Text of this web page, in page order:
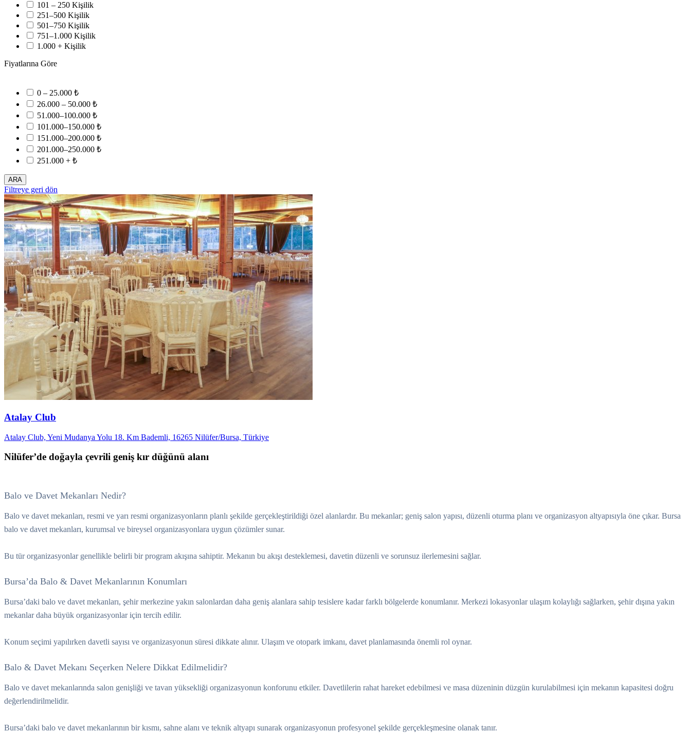
101 – 250 Kişilik
251–500 Kişilik
501–750 Kişilik
751–1.000 Kişilik
1.000 + Kişilik
Fiyatlarına Göre
0 – 25.000 ₺
26.000 – 50.000 ₺
51.000–100.000 ₺
101.000–150.000 ₺
151.000–200.000 ₺
201.000–250.000 ₺
251.000 + ₺
ARA
Filtreye geri dön
Atalay Club
Atalay Club, Yeni Mudanya Yolu 18. Km Bademli, 16265 Nilüfer/Bursa, Türkiye
Nilüfer’de doğayla çevrili geniş kır düğünü alanı
Balo ve Davet Mekanları Nedir?
Balo ve davet mekanları, resmi ve yarı resmi organizasyonların planlı şekilde gerçekleştirildiği özel alanlardır. Bu mekanlar; geniş salon yapısı, düzenli oturma planı ve organizasyon altyapısıyla öne çıkar. Bursa
balo ve davet mekanları, kurumsal ve bireysel organizasyonlara uygun çözümler sunar.
Bu tür organizasyonlar genellikle belirli bir program akışına sahiptir. Mekanın bu akışı desteklemesi, davetin düzenli ve sorunsuz ilerlemesini sağlar.
Bursa’da Balo & Davet Mekanlarının Konumları
Bursa’daki balo ve davet mekanları, şehir merkezine yakın salonlardan daha geniş alanlara sahip tesislere kadar farklı bölgelerde konumlanır. Merkezi lokasyonlar ulaşım kolaylığı sağlarken, şehir dışına yakın
mekanlar daha büyük organizasyonlar için tercih edilir.
Konum seçimi yapılırken davetli sayısı ve organizasyonun süresi dikkate alınır. Ulaşım ve otopark imkanı, davet planlamasında önemli rol oynar.
Balo & Davet Mekanı Seçerken Nelere Dikkat Edilmelidir?
Balo ve davet mekanlarında salon genişliği ve tavan yüksekliği organizasyonun konforunu etkiler. Davetlilerin rahat hareket edebilmesi ve masa düzeninin düzgün kurulabilmesi için mekanın kapasitesi doğru
değerlendirilmelidir.
Bursa’daki balo ve davet mekanlarının bir kısmı, sahne alanı ve teknik altyapı sunarak organizasyonun profesyonel şekilde gerçekleşmesine olanak tanır.